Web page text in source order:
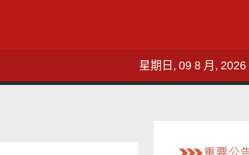
星期日, 09 8 月, 2026